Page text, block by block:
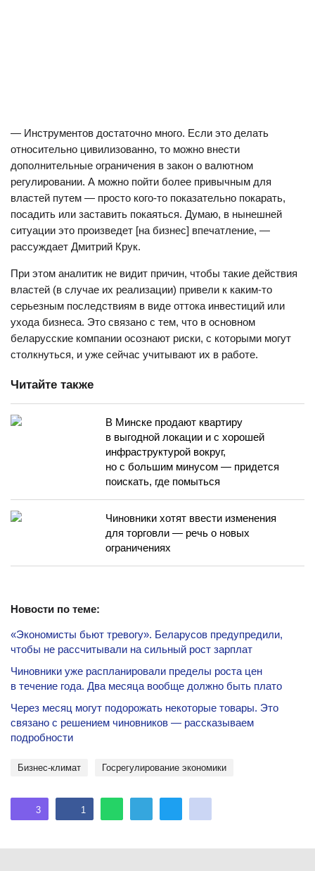
— Инструментов достаточно много. Если это делать
относительно цивилизованно, то можно внести
дополнительные ограничения в закон о валютном
регулировании. А можно пойти более привычным для
властей путем — просто кого-то показательно покарать,
посадить или заставить покаяться. Думаю, в нынешней
ситуации это произведет [на бизнес] впечатление, —
рассуждает Дмитрий Крук.
При этом аналитик не видит причин, чтобы такие действия
властей (в случае их реализации) привели к каким-то
серьезным последствиям в виде оттока инвестиций или
ухода бизнеса. Это связано с тем, что в основном
беларусские компании осознают риски, с которыми могут
столкнуться, и уже сейчас учитывают их в работе.
Читайте также
В Минске продают квартиру
в выгодной локации и с хорошей
инфраструктурой вокруг,
но с большим минусом — придется
поискать, где помыться
Чиновники хотят ввести изменения
для торговли — речь о новых
ограничениях
Новости по теме:
«Экономисты бьют тревогу». Беларусов предупредили,
чтобы не рассчитывали на сильный рост зарплат
Чиновники уже распланировали пределы роста цен
в течение года. Два месяца вообще должно быть плато
Через месяц могут подорожать некоторые товары. Это
связано с решением чиновников — рассказываем
подробности
бизнес-климат госрегулирование экономики
3 1